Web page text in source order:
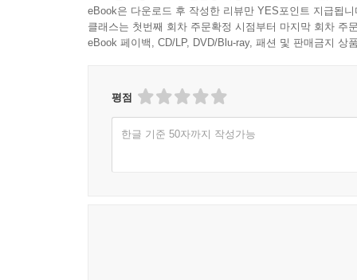
eBook은 다운로드 후 작성한 리뷰만 YES포인트 지급됩니
클래스는 첫번째 회차 주문확정 시점부터 마지막 회차 주
eBook 페이백, CD/LP, DVD/Blu-ray, 패션 및 판매금지 상
평점
한글 기준 50자까지 작성가능